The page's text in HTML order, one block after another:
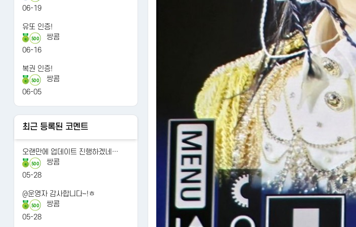
06-19
유또 인증!
500
쌍콤
06-16
복권 인증!
500
쌍콤
06-05
최근 등록된 코멘트
오랜만에 업데이트 진행하겠네…
500
쌍콤
05-28
@운영자 감사합니다~!ㅎ
500
쌍콤
05-28